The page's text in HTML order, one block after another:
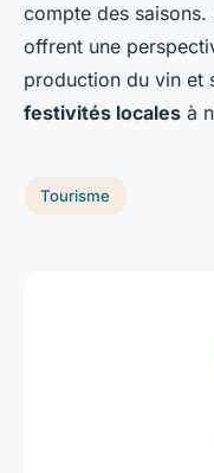
compte des
offrent une
production du vin et
festivités locales à
Tourisme